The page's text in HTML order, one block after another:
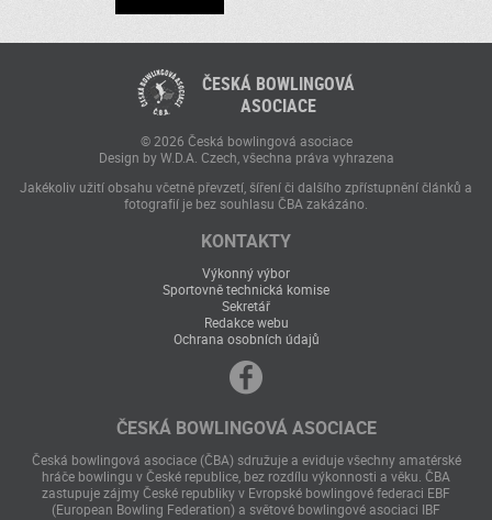
ČESKÁ BOWLINGOVÁ
ASOCIACE
© 2026 Česká bowlingová asociace
Design by W.D.A. Czech, všechna práva vyhrazena
Jakékoliv užití obsahu včetně převzetí, šíření či dalšího zpřístupnění článků a
fotografií je bez souhlasu ČBA zakázáno.
KONTAKTY
Výkonný výbor
Sportovně technická komise
Sekretář
Redakce webu
Ochrana osobních údajů
ČESKÁ BOWLINGOVÁ ASOCIACE
Česká bowlingová asociace (ČBA) sdružuje a eviduje všechny amatérské
hráče bowlingu v České republice, bez rozdílu výkonnosti a věku. ČBA
zastupuje zájmy České republiky v Evropské bowlingové federaci EBF
(European Bowling Federation) a světové bowlingové asociaci IBF